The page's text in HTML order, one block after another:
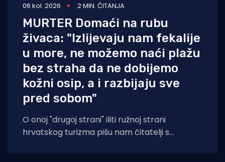
06 kol. 2026 2 MIN. ČITANJA
MURTER Domaći na rubu
živaca: "Izlijevaju nam fekalije
u more, ne možemo naći plažu
bez straha da ne dobijemo
kožni osip, a i razbijaju sve
pred sobom"
O onoj "drugoj strani" iliti ružnoj strani
hrvatskog turizma pišu nam čitatelji s